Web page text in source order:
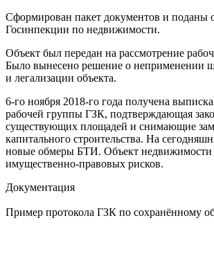
Сформирован пакет документов и поданы
Госинпекции по недвижимости.
Объект был передан на рассмотрение
Было вынесено решение о неприменении
и легализации объекта.
6-го ноября 2018-го года получена
рабочей группы ГЗК, подтверждающая
существующих площадей и снимающие
капитального строительства. На
новые обмеры БТИ. Объект недвижимости
имущественно-правовых рисков.
Документация
Пример протокола ГЗК по сохранённому